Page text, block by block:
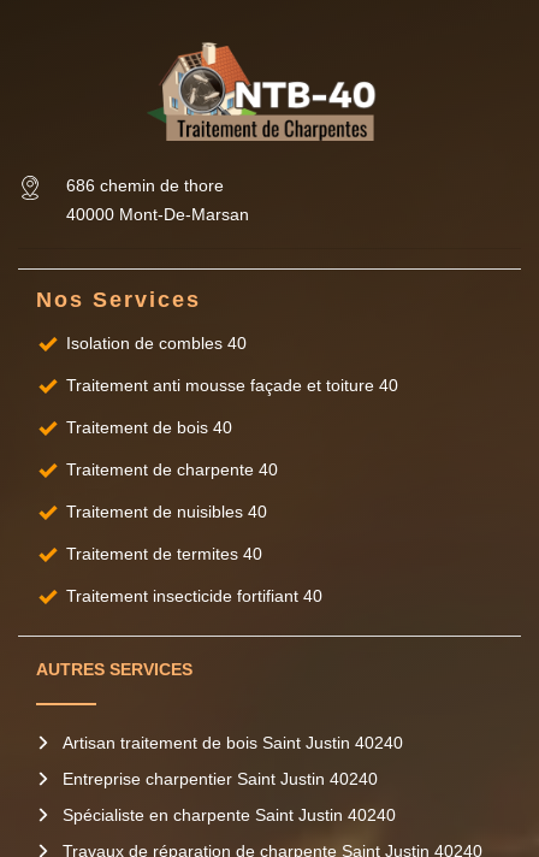
686 chemin de thore
40000 Mont-De-Marsan
Nos Services
Isolation de combles 40
Traitement anti mousse façade et toiture 40
Traitement de bois 40
Traitement de charpente 40
Traitement de nuisibles 40
Traitement de termites 40
Traitement insecticide fortifiant 40
AUTRES SERVICES
Artisan traitement de bois Saint Justin 40240
Entreprise charpentier Saint Justin 40240
Spécialiste en charpente Saint Justin 40240
Travaux de réparation de charpente Saint Justin 40240